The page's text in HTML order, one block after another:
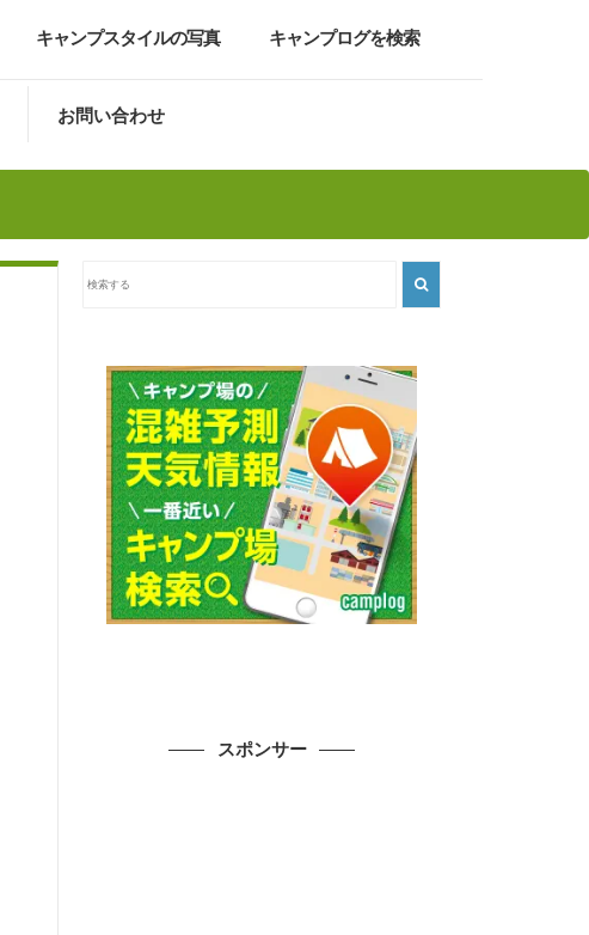
キャンプスタイルの写真 キャンプログを検索
お問い合わせ
スポンサー